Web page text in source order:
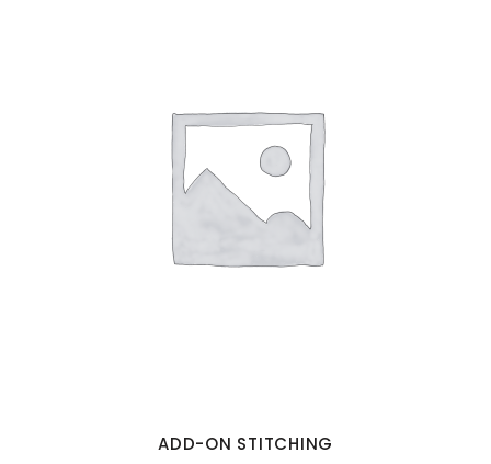
ADD-ON STITCHING